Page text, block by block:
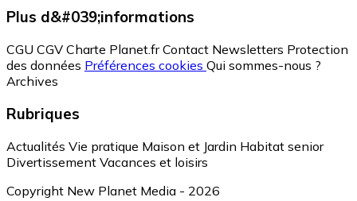
Plus d&#039;informations
CGU CGV Charte Planet.fr Contact Newsletters Protection
des données Préférences cookies Qui sommes-nous ?
Archives
Rubriques
Actualités Vie pratique Maison et Jardin Habitat senior
Divertissement Vacances et loisirs
Copyright New Planet Media - 2026